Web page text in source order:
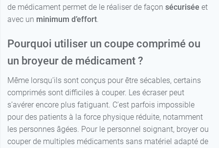
de médicament permet de le réaliser de façon sécurisée et
avec un minimum d’effort.
Pourquoi utiliser un coupe comprimé ou
un broyeur de médicament ?
Même lorsqu’ils sont conçus pour être sécables, certains
comprimés sont difficiles à couper. Les écraser peut
s’avérer encore plus fatiguant. C’est parfois impossible
pour des patients à la force physique réduite, notamment
les personnes âgées. Pour le personnel soignant, broyer ou
couper de multiples médicaments sans matériel adapté de